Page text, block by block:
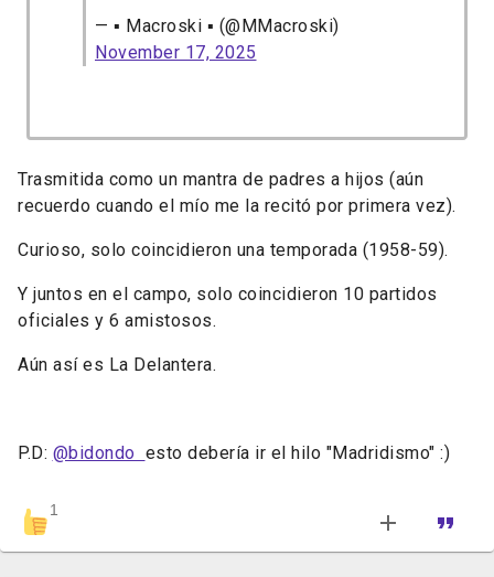
— ▪️ Macroski ▪️ (@MMacroski)
November 17, 2025
Trasmitida como un mantra de padres a hijos (aún
recuerdo cuando el mío me la recitó por primera vez).
Curioso, solo coincidieron una temporada (1958-59).
Y juntos en el campo, solo coincidieron 10 partidos
oficiales y 6 amistosos.
Aún así es La Delantera.
P.D: @bidondo esto debería ir el hilo "Madridismo" :)
1